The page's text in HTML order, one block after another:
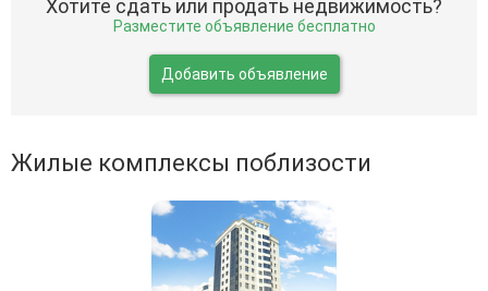
Хотите сдать или продать недвижимость?
Разместите объявление бесплатно
Добавить объявление
Жилые комплексы поблизости